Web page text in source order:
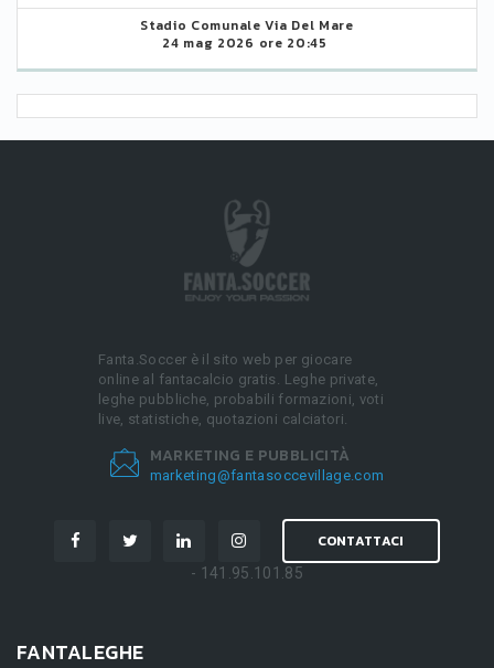
Stadio Comunale Via Del Mare
24 mag 2026 ore 20:45
Fanta.Soccer è il sito web per giocare
online al fantacalcio gratis. Leghe private,
leghe pubbliche, probabili formazioni, voti
live, statistiche, quotazioni calciatori.
MARKETING E PUBBLICITÀ
marketing@fantasoccevillage.com
CONTATTACI
- 141.95.101.85
FANTALEGHE